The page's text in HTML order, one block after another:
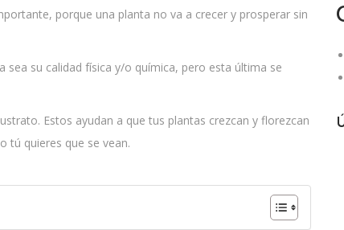
porque una planta no va a crecer y prosperar sin
sea su calidad física y/o química, pero esta última se
Estos ayudan a que tus plantas crezcan y florezcan
tú quieres que se vean.